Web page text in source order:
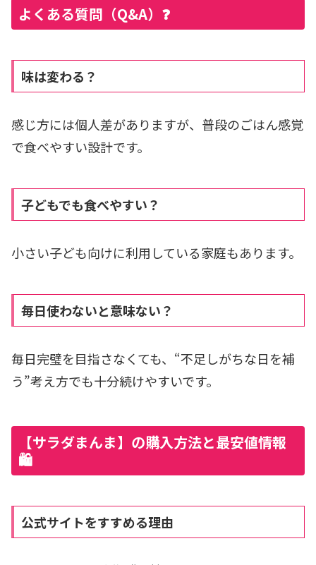
よくある質問（Q&A）❓
味は変わる？
感じ方には個人差がありますが、普段のごはん感覚
で食べやすい設計です。
子どもでも食べやすい？
小さい子ども向けに利用している家庭もあります。
毎日使わないと意味ない？
毎日完璧を目指さなくても、“不足しがちな日を補
う”考え方でも十分続けやすいです。
【サラダまんま】の購入方法と最安値情報
🛍️
公式サイトをすすめる理由